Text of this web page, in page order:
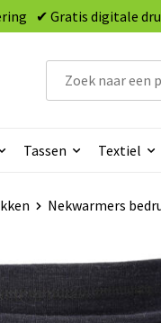
✔ Gratis digitale
Tassen Textiel
Nekwarmers